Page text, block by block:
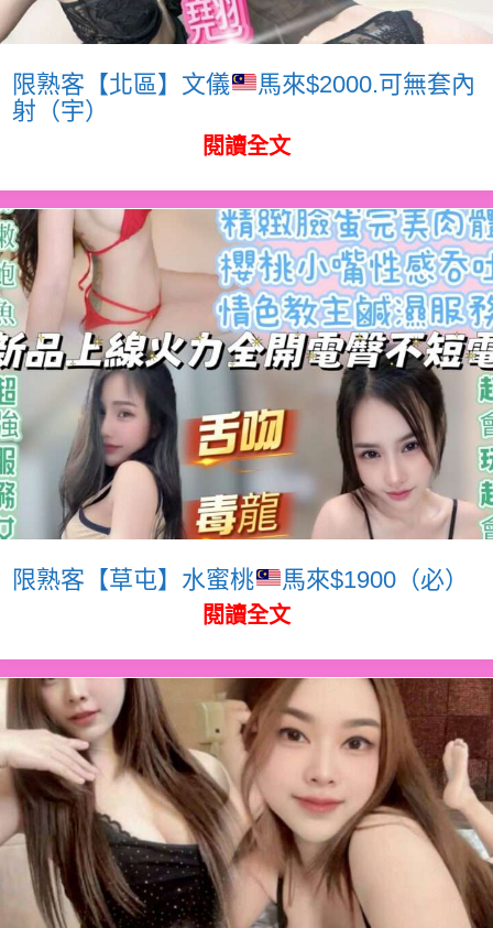
限熟客【北區】文儀
馬來$2000.可無套內
射（宇）
閱讀全文
限熟客【草屯】水蜜桃 馬來$1900（必）
閱讀全文